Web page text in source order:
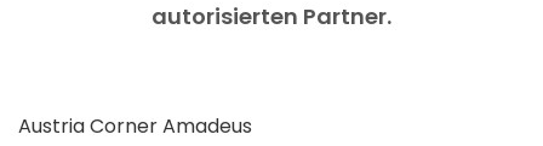
autorisierten Partner.
Austria Corner Amadeus